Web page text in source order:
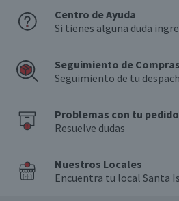
Centro de Ayuda
Si tienes alguna duda
Seguimiento de Compras
Seguimiento de tu
Problemas con tu pedido
Resuelve dudas
Nuestros Locales
Encuentra tu local Santa